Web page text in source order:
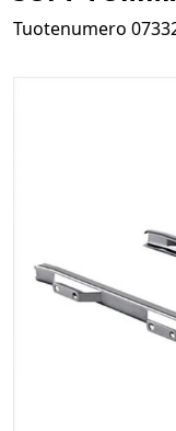
Tuotenumero